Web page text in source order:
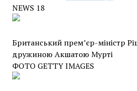
NEWS 18
Британський прем’єр-міністр
дружиною Акшатою Мурті
ФОТО GETTY IMAGES